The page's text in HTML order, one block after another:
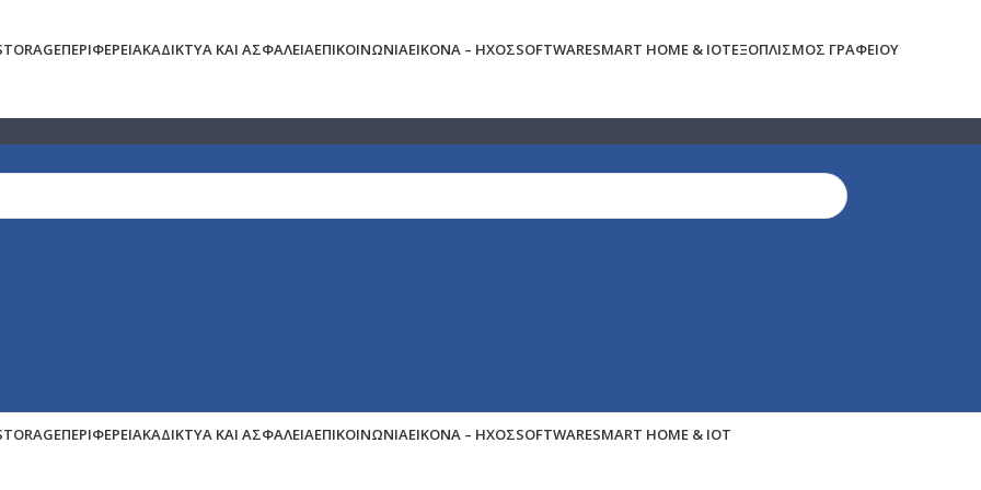
ΠΕΡΙΦΕΡΕΙΑΚΆΔΊΚΤΥΑ ΚΑΙ ΑΣΦΆΛΕΙΑΕΠΙΚΟΙΝΩΝΊΑΕΙΚΌΝΑ – ΉΧΟΣSOFTWARESMART HOME & IOTΕΞΟΠΛΙΣΜΌΣ ΓΡΑΦΕΊΟΥ
ΠΕΡΙΦΕΡΕΙΑΚΆΔΊΚΤΥΑ ΚΑΙ ΑΣΦΆΛΕΙΑΕΠΙΚΟΙΝΩΝΊΑΕΙΚΌΝΑ – ΉΧΟΣSOFTWARESMART HOME & IOT